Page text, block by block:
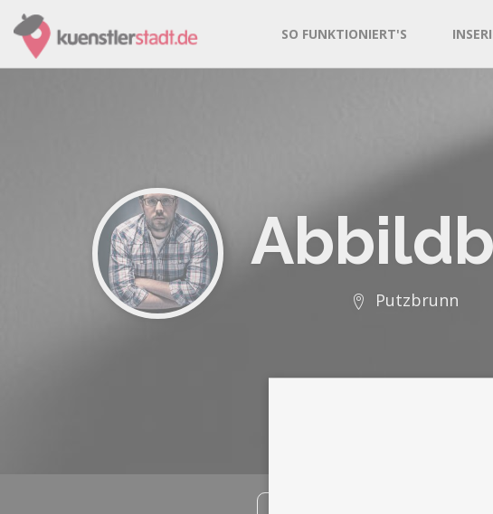
SO FUNKTIONIERT'S
Putzbrunn